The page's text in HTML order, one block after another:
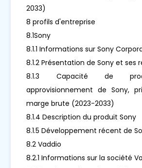
2033)
8 profils d'entreprise
8.1Sony
8.1.1 Informations sur Sony
8.1.2 Présentation de Sony et ses
8.1.3 Capacité de
approvisionnement de Sony,
marge brute (2023-2033)
8.1.4 Description du produit Sony
8.1.5 Développement récent de
8.2 Vaddio
8.2.1 Informations sur la société